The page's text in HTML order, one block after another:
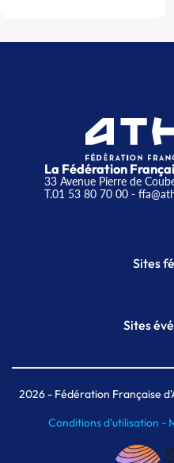
La Fédération
33 Avenue Pierre de
T.01 53 80 70 00-
Sites
Sites
Meeting
MAIF
2026- Fédération Française
Conditions d'utilisation -